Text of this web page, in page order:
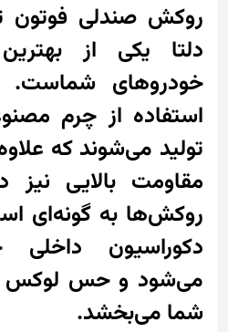
دلتا یکی از
خودروهای شماست.
استفاده از چرم
تولید می‌شوند که
مقاومت بالایی نیز
روکش‌ها به گونه‌ای
دکوراسیون
می‌شود و حس لوکس
شما می‌بخشد.